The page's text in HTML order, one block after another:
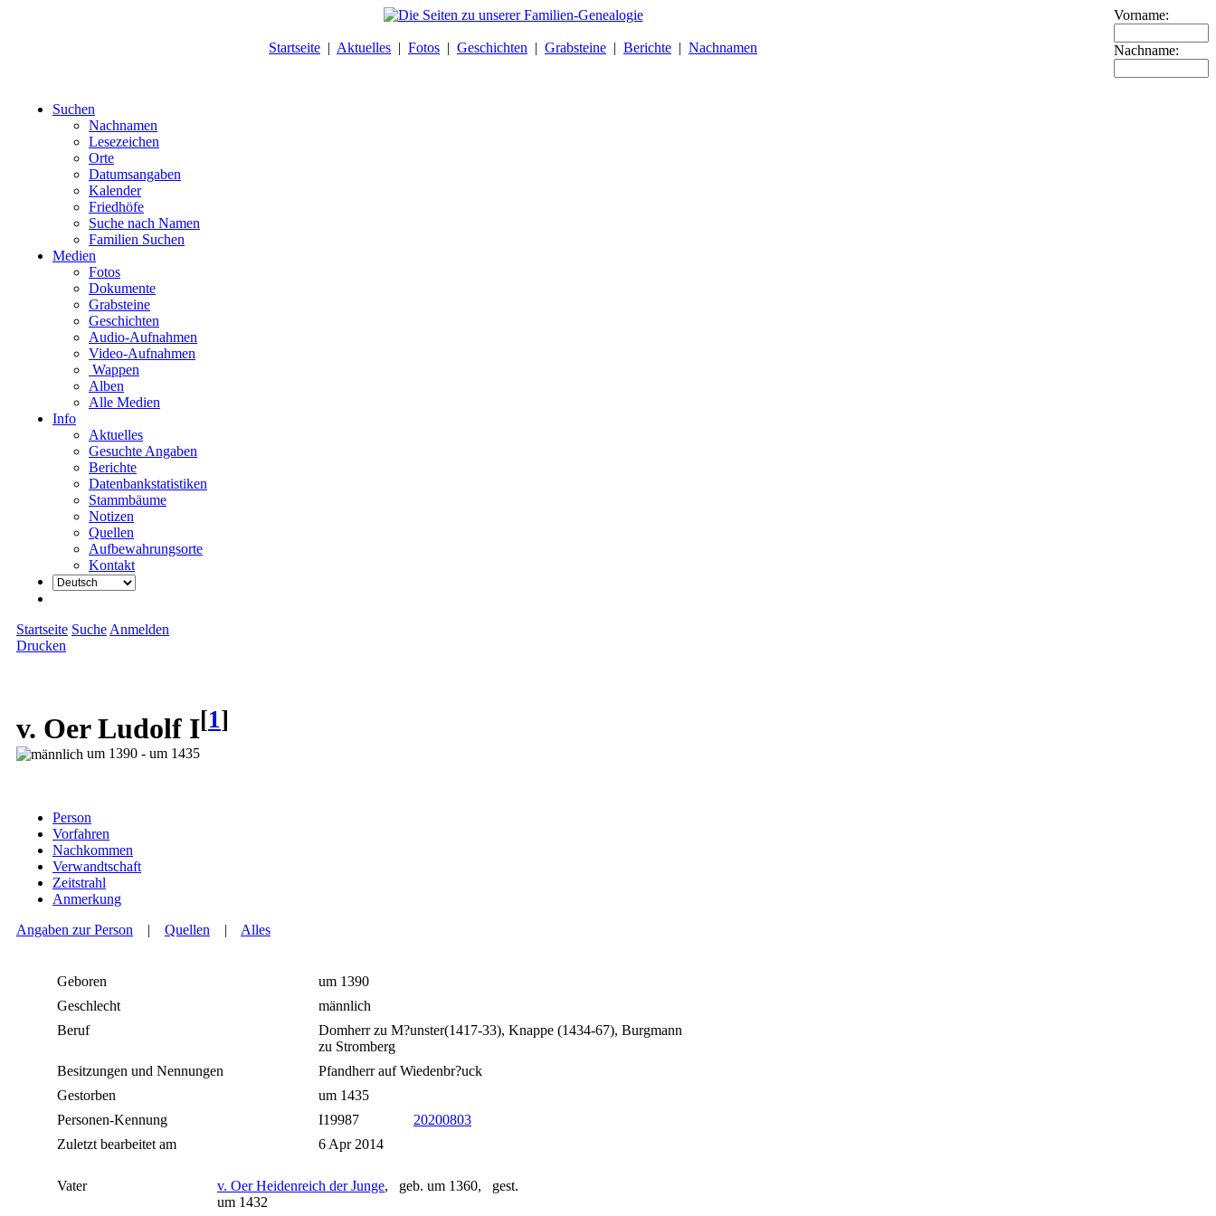
Startseite | Aktuelles | Fotos | Geschichten | Grabsteine | Berichte | Nachnamen
Vorname:
Nachname:
Suchen
Nachnamen
Lesezeichen
Orte
Datumsangaben
Kalender
Friedhöfe
Suche nach Namen
Familien Suchen
Medien
Fotos
Dokumente
Grabsteine
Geschichten
Audio-Aufnahmen
Video-Aufnahmen
Wappen
Alben
Alle Medien
Info
Aktuelles
Gesuchte Angaben
Berichte
Datenbankstatistiken
Stammbäume
Notizen
Quellen
Aufbewahrungsorte
Kontakt
Startseite Suche Anmelden
Drucken
v. Oer Ludolf I[1]
um 1390 - um 1435
Person
Vorfahren
Nachkommen
Verwandtschaft
Zeitstrahl
Anmerkung
Angaben zur Person | Quellen | Alles
Geboren
um 1390
Geschlecht
männlich
Beruf
Domherr zu M?unster(1417-33), Knappe (1434-67), Burgmann
zu Stromberg
Besitzungen und Nennungen
Pfandherr auf Wiedenbr?uck
Gestorben
um 1435
Personen-Kennung
I19987
20200803
Zuletzt bearbeitet am
6 Apr 2014
Vater v. Oer Heidenreich der Junge, geb. um 1360, gest.
um 1432